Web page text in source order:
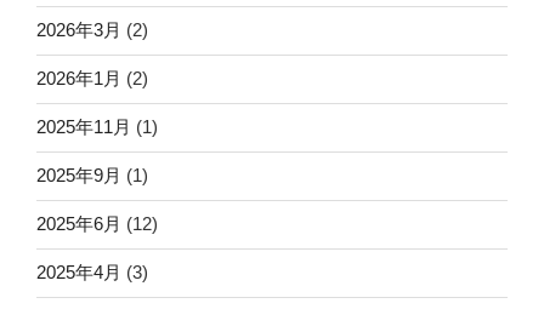
2026年3月 (2)
2026年1月 (2)
2025年11月 (1)
2025年9月 (1)
2025年6月 (12)
2025年4月 (3)